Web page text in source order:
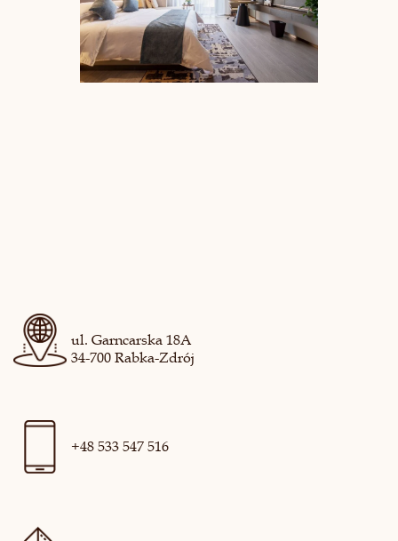
ul. Garncarska 18A
34-700 Rabka-Zdrój
+48 533 547 516